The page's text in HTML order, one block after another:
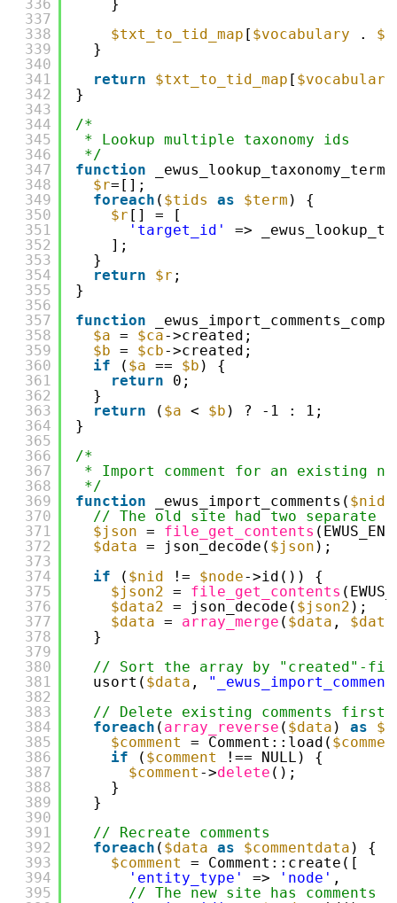
336
337
338
339
340
341
342
343
344
345
346
347
348
349
350
351
352
353
354
355
356
357
358
359
360
361
362
363
364
365
366
367
368
369
370
371
372
373
374
375
376
377
378
379
380
381
382
383
384
385
386
387
388
389
390
391
392
393
394
395
}
$txt_to_tid_map [ $vocabulary .
}
return
$txt_to_tid_map [ $vocabulary
}
/*
* Lookup multiple taxonomy ids
*/
function
$r=[];
foreach ( $tids as $term ) {
$r [] = [
'target_id'
=>
];
}
return
$r ;
}
function
$a = $ca->created;
$b = $cb->created;
if
( $a == $b ) {
return
0;
}
return
( $a < $b ) ? -1 : 1;
}
/*
* Import comment for an existing
*/
function
_ewus_import_comments( $nid
// The old site had two separate
$json = file_get_contents
$data = json_decode( $json );
if
( $nid != $node->id()) {
$json2 = file_get_contents
$data2 = json_decode( $json2 );
$data = array_merge ( $data ,
}
// Sort the array by "created"-
usort( $data ,
// Delete existing comments
foreach ( array_reverse ( $data ) as
$comment
= Comment::load(
if
( $comment
!== NULL) {
$comment ->delete ();
}
}
// Recreate comments
foreach ( $data as $commentdata ) {
$comment
= Comment::create([
'entity_type'
=> 'node' ,
// The new site has